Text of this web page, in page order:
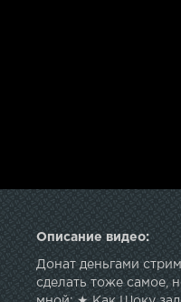
Описание видео:
Донат деньгами
сделать тоже самое,